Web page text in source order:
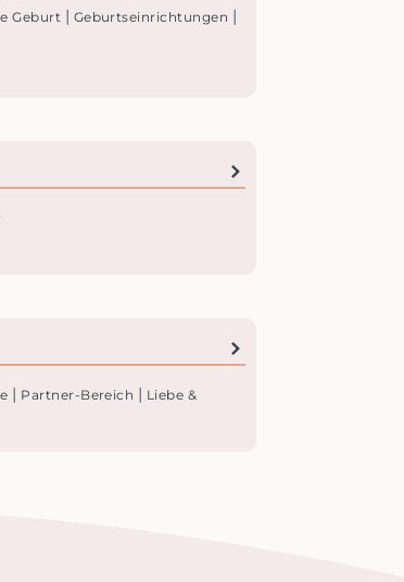
Geburt | Geburtseinrichtungen |
| Partner-Bereich | Liebe &